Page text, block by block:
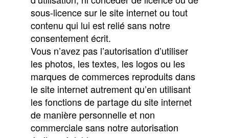
sous-licence sur le site internet ou tout
contenu qui lui est relié sans notre
consentement écrit.
Vous n’avez pas l’autorisation d’utiliser
les photos, les textes, les logos ou les
marques de commerces reproduits dans
le site internet autrement qu’en utilisant
les fonctions de partage du site internet
de manière personnelle et non
commerciale sans notre autorisation